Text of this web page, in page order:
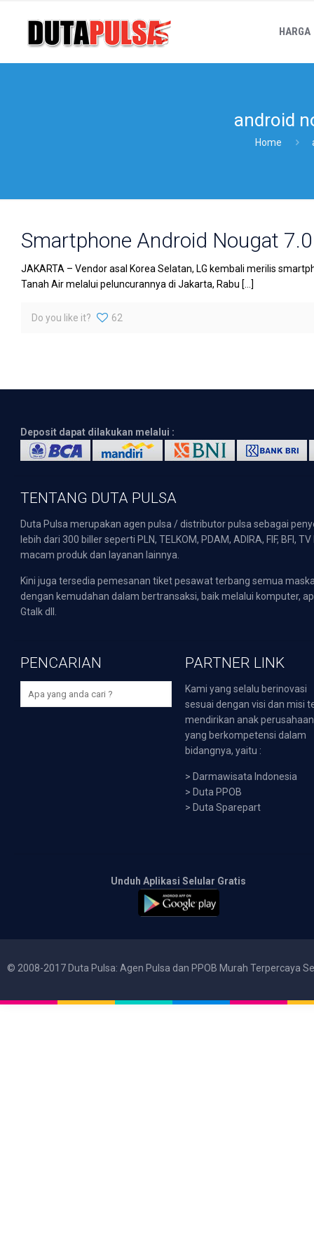
HARGA
android
Home
Smartphone Android Nougat
JAKARTA – Vendor asal Korea Selatan, LG kembali merilis
Tanah Air melalui peluncurannya di Jakarta, Rabu […]
Do you like it? 62
Deposit dapat dilakukan melalui :
TENTANG DUTA PULSA
Duta Pulsa merupakan agen pulsa / distributor pulsa sebagai
lebih dari 300 biller seperti PLN, TELKOM, PDAM, ADIRA, FIF,
macam produk dan layanan lainnya.
Kini juga tersedia pemesanan tiket pesawat terbang semua
dengan kemudahan dalam bertransaksi, baik melalui komputer,
Gtalk dll.
PENCARIAN PARTNER LINK
Kami yang selalu berinovasi
sesuai dengan visi dan misi
mendirikan anak perusahaan
yang berkompetensi dalam
bidangnya, yaitu :
> Darmawisata Indonesia
> Duta PPOB
> Duta Sparepart
Unduh Aplikasi Selular Gratis
© 2008-2017 Duta Pulsa: Agen Pulsa dan PPOB Murah Terpercaya